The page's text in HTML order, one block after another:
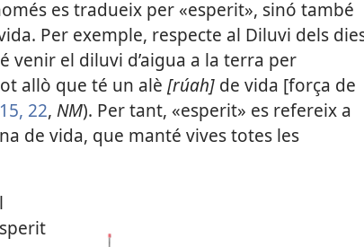
es tradueix per «esperit», sinó també
Per exemple, respecte al Diluvi dels
venir el diluvi d’aigua a la terra per
allò que té un alè [rúah] de vida [força de
22, NM). Per tant, «esperit» es refereix a
de vida, que manté vives totes les